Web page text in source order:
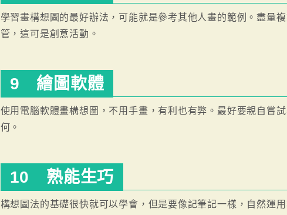
學習畫構想圖的最好辦法，可能就是參考其他人畫的範例。盡量
管，這可是創意活動。
9 繪圖軟體
使用電腦軟體畫構想圖，不用手畫，有利也有弊。最好要親自嘗
何。
10 熟能生巧
構想圖法的基礎很快就可以學會，但是要像記筆記一樣，自然運